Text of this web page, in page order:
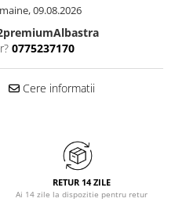
maine, 09.08.2026
0775237170
Cere informatii
RETUR 14 ZILE
Ai 14 zile la dispozitie pentru retur